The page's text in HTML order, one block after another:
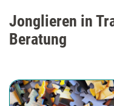
Jonglieren in
Beratung